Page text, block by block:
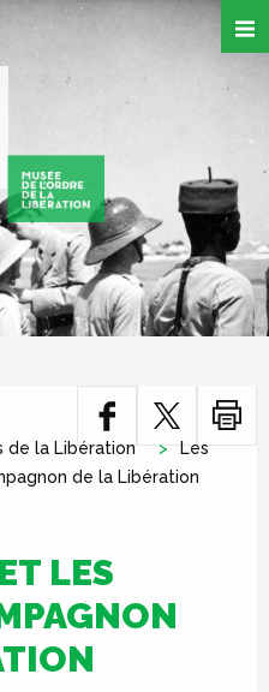
Aller
contenu
de la Libération
Les
de la Libération
LES